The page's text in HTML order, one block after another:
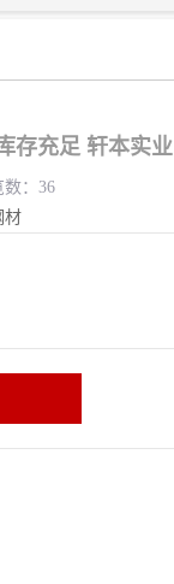
存充足 轩本实业
：36
材